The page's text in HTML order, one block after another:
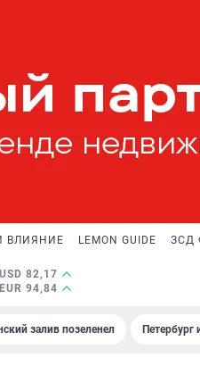
ВЛИЯНИЕ LEMON GUIDE ЗСД
USD 82,17
EUR 94,84
залив позеленел Петербург